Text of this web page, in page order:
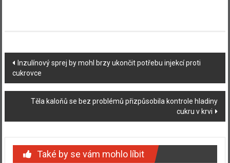
Navigace
příspěvku
Inzulínový sprej by mohl brzy ukončit potřebu injekcí proti
cukrovce
Těla kaloňů se bez problémů přizpůsobila kontrole hladiny
cukru v krvi
Také by se vám mohlo líbit